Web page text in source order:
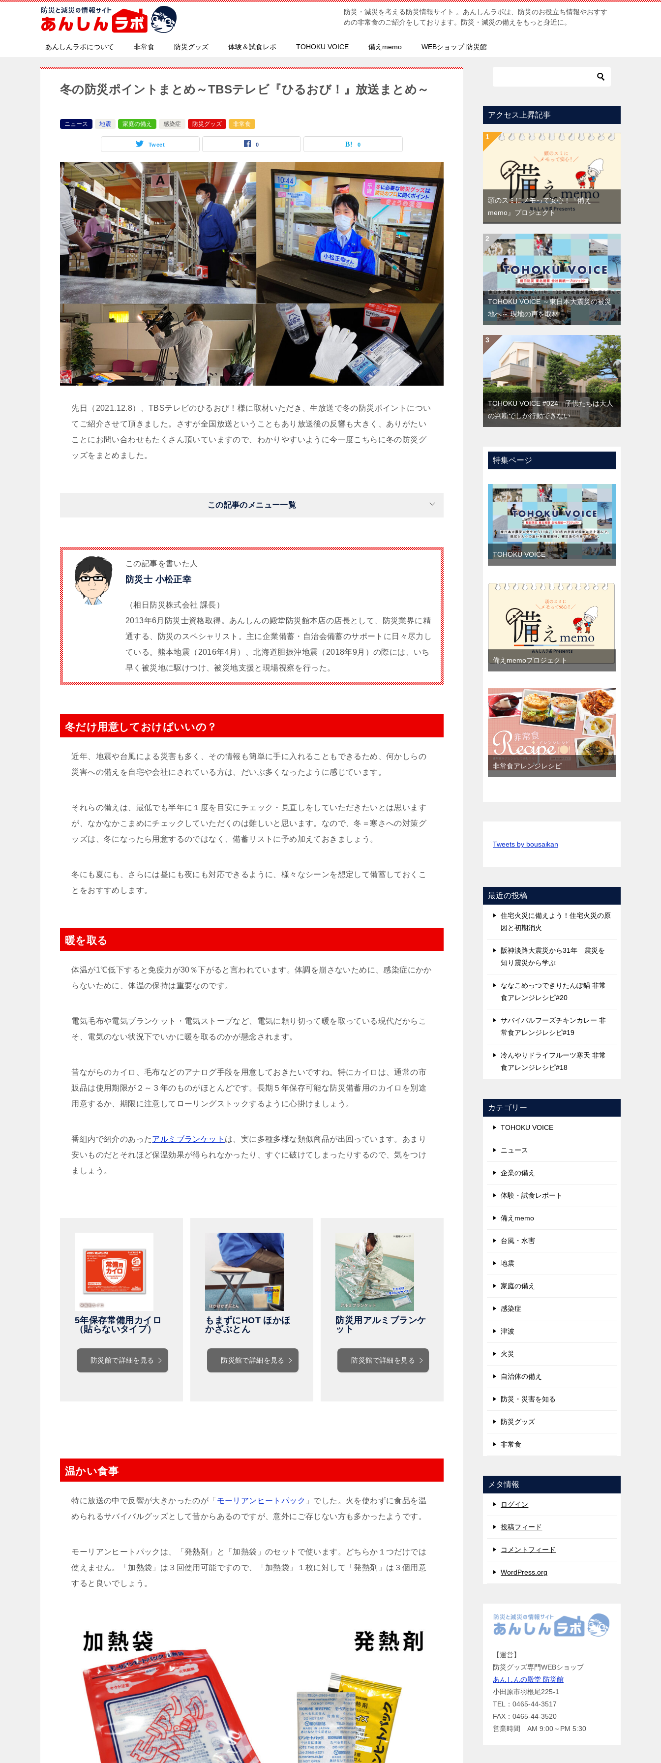
防災・減災を考える防災情報サイト 。あんしんラボは、防災のお役立ち情報やおすす
めの非常食のご紹介をしております。防災・減災の備えをもっと身近に。
あんしんラボについて 非常食 防災グッズ 体験＆試食レポ TOHOKU VOICE 備えmemo WEBショップ 防災館
冬の防災ポイントまとめ～TBSテレビ『ひるおび！』放送まとめ～
ニュース 地震 家庭の備え 感染症 防災グッズ 非常食
Tweet 0 0
先日（2021.12.8）、TBSテレビのひるおび！様に取材いただき、生放送で冬の防災ポイントについ
てご紹介させて頂きました。さすが全国放送ということもあり放送後の反響も大きく、ありがたい
ことにお問い合わせもたくさん頂いていますので、わかりやすいように今一度こちらに冬の防災グ
ッズをまとめました。
この記事のメニュー一覧
この記事を書いた人
防災士 小松正幸
（相日防災株式会社 課長）
2013年6月防災士資格取得。あんしんの殿堂防災館本店の店長として、防災業界に精
通する、防災のスペシャリスト。主に企業備蓄・自治会備蓄のサポートに日々尽力し
ている。熊本地震（2016年4月）、北海道胆振沖地震（2018年9月）の際には、いち
早く被災地に駆けつけ、被災地支援と現場視察を行った。
冬だけ用意しておけばいいの？
近年、地震や台風による災害も多く、その情報も簡単に手に入れることもできるため、何かしらの
災害への備えを自宅や会社にされている方は、だいぶ多くなったように感じています。
それらの備えは、最低でも半年に１度を目安にチェック・見直しをしていただきたいとは思います
が、なかなかこまめにチェックしていただくのは難しいと思います。なので、冬＝寒さへの対策グ
ッズは、冬になったら用意するのではなく、備蓄リストに予め加えておきましょう。
冬にも夏にも、さらには昼にも夜にも対応できるように、様々なシーンを想定して備蓄しておくこ
とをおすすめします。
暖を取る
体温が1℃低下すると免疫力が30％下がると言われています。体調を崩さないために、感染症にかか
らないために、体温の保持は重要なのです。
電気毛布や電気ブランケット・電気ストーブなど、電気に頼り切って暖を取っている現代だからこ
そ、電気のない状況下でいかに暖を取るのかが懸念されます。
昔ながらのカイロ、毛布などのアナログ手段を用意しておきたいですね。特にカイロは、通常の市
販品は使用期限が２～３年のものがほとんどです。長期５年保存可能な防災備蓄用のカイロを別途
用意するか、期限に注意してローリングストックするように心掛けましょう。
番組内で紹介のあったアルミブランケット は、実に多種多様な類似商品が出回っています。あまり
安いものだとそれほど保温効果が得られなかったり、すぐに破けてしまったりするので、気をつけ
ましょう。
5年保存常備用カイロ
（貼らないタイプ）
防災館で詳細を見る
もまずにHOT ほかほ
かざぶとん
防災館で詳細を見る
防災用アルミブランケ
ット
防災館で詳細を見る
温かい食事
特に放送の中で反響が大きかったのが「 モーリアンヒートパック 」でした。火を使わずに食品を温
められるサバイバルグッズとして昔からあるのですが、意外にご存じない方も多かったようです。
モーリアンヒートパックは、「発熱剤」と「加熱袋」のセットで使います。どちらか１つだけでは
使えません。「加熱袋」は３回使用可能ですので、「加熱袋」１枚に対して「発熱剤」は３個用意
すると良いでしょう。
アクセス上昇記事
頭のスミにメモって安心！『備え
memo』プロジェクト
TOHOKU VOICE ～東日本大震災の被災
地へ～ 現地の声を取材
TOHOKU VOICE #024 子供たちは大人
の判断でしか行動できない
特集ページ
TOHOKU VOICE
備えmemoプロジェクト
非常食アレンジレシピ
Tweets by bousaikan
最近の投稿
住宅火災に備えよう！住宅火災の原
因と初期消火
阪神淡路大震災から31年 震災を
知り震災から学ぶ
ななこめっつできりたんぽ鍋 非常
食アレンジレシピ#20
サバイバルフーズチキンカレー 非
常食アレンジレシピ#19
冷んやりドライフルーツ寒天 非常
食アレンジレシピ#18
カテゴリー
TOHOKU VOICE
ニュース
企業の備え
体験・試食レポート
備えmemo
台風・水害
地震
家庭の備え
感染症
津波
火災
自治体の備え
防災・災害を知る
防災グッズ
非常食
メタ情報
ログイン
投稿フィード
コメントフィード
WordPress.org
【運営】
防災グッズ専門WEBショップ
あんしんの殿堂 防災館
小田原市羽根尾225-1
TEL：0465-44-3517
FAX：0465-44-3520
営業時間 AM 9:00～PM 5:30